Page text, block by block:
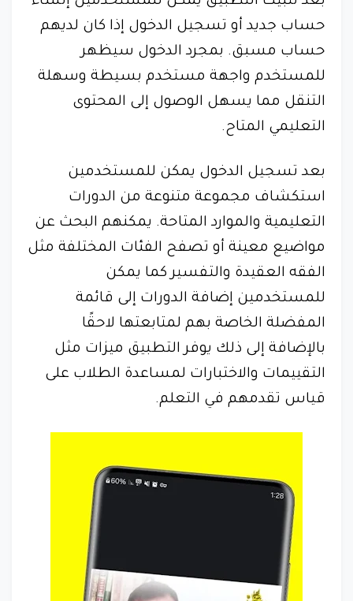
حساب جديد أو تسجيل الدخول إذا كان لديهم
حساب مسبق. بمجرد الدخول سيظهر
للمستخدم واجهة مستخدم بسيطة وسهلة
التنقل مما يسهل الوصول إلى المحتوى
التعليمي المتاح.
بعد تسجيل الدخول يمكن للمستخدمين
استكشاف مجموعة متنوعة من الدورات
التعليمية والموارد المتاحة. يمكنهم البحث عن
مواضيع معينة أو تصفح الفئات المختلفة مثل
الفقه العقيدة والتفسير كما يمكن
للمستخدمين إضافة الدورات إلى قائمة
المفضلة الخاصة بهم لمتابعتها لاحقًا
بالإضافة إلى ذلك يوفر التطبيق ميزات مثل
التقييمات والاختبارات لمساعدة الطلاب على
قياس تقدمهم في التعلم.